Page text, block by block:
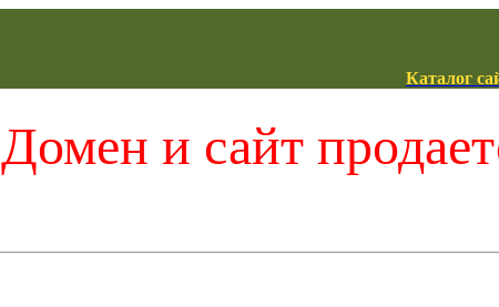
Каталог
Домен и сайт